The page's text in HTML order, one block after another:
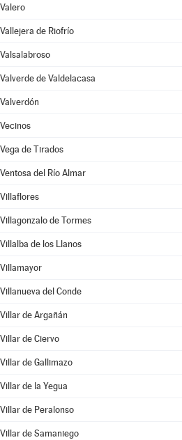
Valero
Vallejera de Riofrío
Valsalabroso
Valverde de Valdelacasa
Valverdón
Vecinos
Vega de Tirados
Ventosa del Río Almar
Villaflores
Villagonzalo de Tormes
Villalba de los Llanos
Villamayor
Villanueva del Conde
Villar de Argañán
Villar de Ciervo
Villar de Gallimazo
Villar de la Yegua
Villar de Peralonso
Villar de Samaniego